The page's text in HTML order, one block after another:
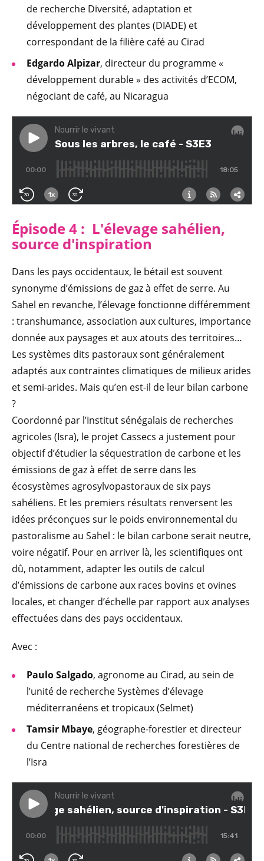
de recherche Diversité, adaptation et
développement des plantes (DIADE) et
correspondant de la filière café au Cirad
Edgardo Alpizar, directeur du programme «
développement durable » des activités d’ECOM,
négociant de café, au Nicaragua
Épisode 4 : L'élevage sahélien,
source d'inspiration
Dans les pays occidentaux, le bétail est souvent
synonyme d’émissions de gaz à effet de serre. Au
Sahel en revanche, l’élevage fonctionne différemment
: transhumance, association aux cultures, importance
donnée aux paysages et aux atouts des territoires…
Les systèmes dits pastoraux sont généralement
adaptés aux contraintes climatiques de milieux arides
et semi-arides. Mais qu’en est-il de leur bilan carbone
?
Coordonné par l’Institut sénégalais de recherches
agricoles (Isra), le projet Cassecs a justement pour
objectif d’étudier la séquestration de carbone et les
émissions de gaz à effet de serre dans les
écosystèmes agrosylvopastoraux de six pays
sahéliens. Et les premiers résultats renversent les
idées préconçues sur le poids environnemental du
pastoralisme au Sahel : le bilan carbone serait neutre,
voire négatif. Pour en arriver là, les scientifiques ont
dû, notamment, adapter les outils de calcul
d’émissions de carbone aux races bovins et ovines
locales, et changer d’échelle par rapport aux analyses
effectuées dans des pays occidentaux.
Avec :
Paulo Salgado, agronome au Cirad, au sein de
l’unité de recherche Systèmes d’élevage
méditerranéens et tropicaux (Selmet)
Tamsir Mbaye, géographe-forestier et directeur
du Centre national de recherches forestières de
l’Isra